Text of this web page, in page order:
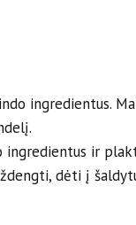
ingredientus.
ir
dėti į